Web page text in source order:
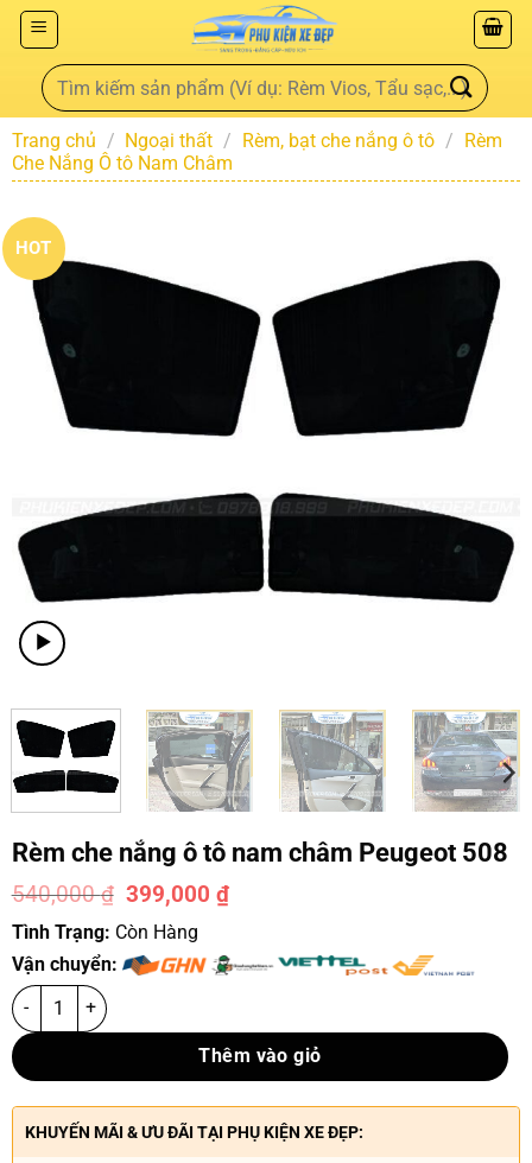
Trang chủ / Ngoại thất / Rèm, bạt che nắng ô tô / Rèm
Che Nắng Ô tô Nam Châm
HOT
Rèm che nắng ô tô nam châm Peugeot 508
540,000₫ 399,000₫
Tình Trạng: Còn Hàng
Vận chuyển:
Thêm vào giỏ
KHUYẾN MÃI & ƯU ĐÃI TẠI PHỤ KIỆN XE ĐẸP: